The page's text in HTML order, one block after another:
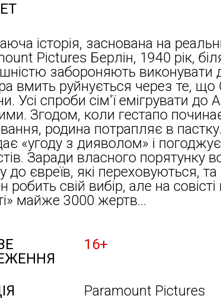
історія, заснована на
Pictures Берлін, 1940 рік,
забороняють виконувати
вмить руйнується через те, що
Усі спроби сім'ї емігрувати
Згодом, коли гестапо
родина потрапляє в
«угоду з дияволом» і
Заради власного порятунку
до євреїв, які переховуються, та
робить свій вибір, але на
майже 3000 жертв…
16+
Paramount Pictures